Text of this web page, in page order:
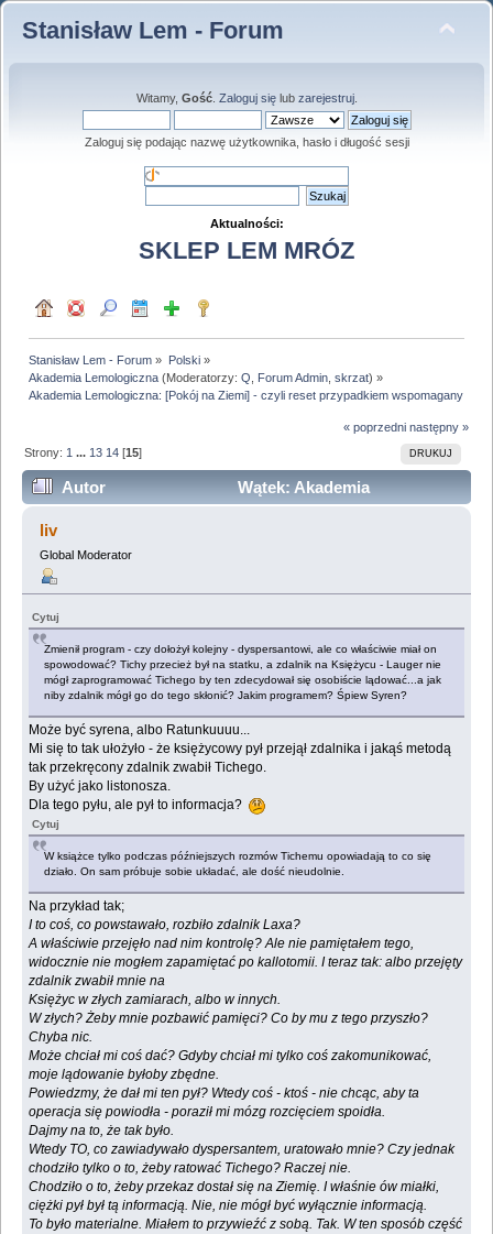
Stanisław Lem - Forum
Witamy, Gość. Zaloguj sięlub zarejestruj.
Zaloguj się podając nazwę użytkownika, hasło i długość sesji
Aktualności:
SKLEP LEM MRÓZ
Stanisław Lem - Forum » Polski»
Akademia Lemologiczna (Moderatorzy:Q Forum Admin ,skrzat) »
Akademia Lemologiczna: [Pokój na Ziemi] - czyli reset przypadkiem wspomagany
« poprzedni następny »
DRUKUJ
Strony: 1 ... 13 14 [15]
Autor
Wątek: Akademia
Lemologiczna: [Pokój na Ziemi] - czyli reset
przypadkiem wspomagany (Przeczytany 888283 razy)
liv
Global Moderator
Cytuj
Zmienił program - czy dołożył kolejny - dyspersantowi, ale co właściwie miał on
spowodować? Tichy przecież był na statku, a zdalnik na Księżycu - Lauger nie
mógł zaprogramować Tichego by ten zdecydował się osobiście lądować...a jak
niby zdalnik mógł go do tego skłonić? Jakim programem? Śpiew Syren?
Może być syrena, albo Ratunkuuuu...
Mi się to tak ułożyło - że księżycowy pył przejął zdalnika i jakąś metodą
tak przekręcony zdalnik zwabił Tichego.
By użyć jako listonosza.
Dla tego pyłu, ale pył to informacja?
Cytuj
W książce tylko podczas późniejszych rozmów Tichemu opowiadają to co się
działo. On sam próbuje sobie układać, ale dość nieudolnie.
Na przykład tak;
I to coś, co powstawało, rozbiło zdalnik Laxa?
A właściwie przejęło nad nim kontrolę? Ale nie pamiętałem tego,
widocznie nie mogłem zapamiętać po kallotomii. I teraz tak: albo przejęty
zdalnik zwabił mnie na
Księżyc w złych zamiarach, albo w innych.
W złych? Żeby mnie pozbawić pamięci? Co by mu z tego przyszło?
Chyba nic.
Może chciał mi coś dać? Gdyby chciał mi tylko coś zakomunikować,
moje lądowanie byłoby zbędne.
Powiedzmy, że dał mi ten pył? Wtedy coś - ktoś - nie chcąc, aby ta
operacja się powiodła - poraził mi mózg rozcięciem spoidła.
Dajmy na to, że tak było.
Wtedy TO, co zawiadywało dyspersantem, uratowało mnie? Czy jednak
chodziło tylko o to, żeby ratować Tichego? Raczej nie.
Chodziło o to, żeby przekaz dostał się na Ziemię. I właśnie ów miałki,
ciężki pył był tą informacją. Nie, nie mógł być wyłącznie informacją.
To było materialne. Miałem to przywieźć z sobą. Tak. W ten sposób część